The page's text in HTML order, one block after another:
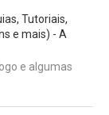
Tutoriais,
e mais) - A
e algumas